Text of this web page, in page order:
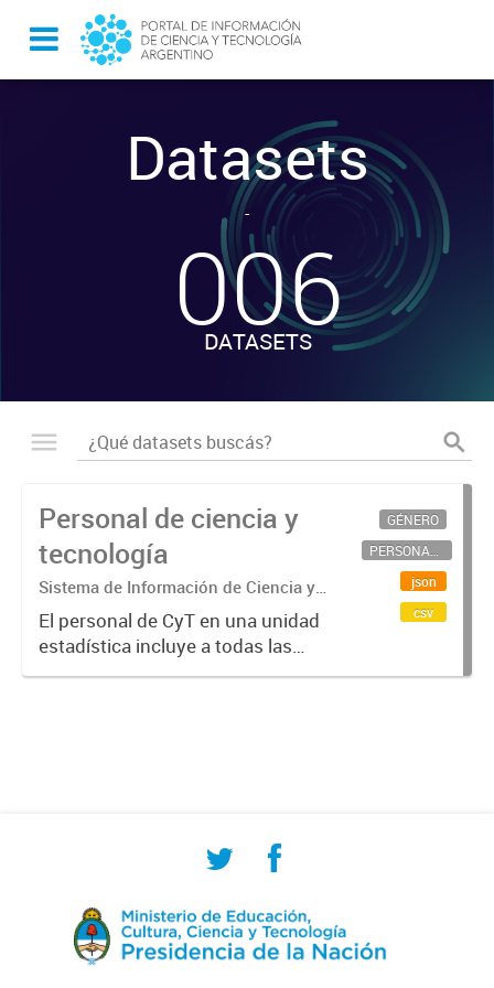
Datasets
-
006
DATASETS
Personal de ciencia y
tecnología
Sistema de Información de Ciencia y
Tecnología Argentino (SICYTAR)
El personal de CyT en una unidad
estadística incluye a todas las
personas involucradas
GÉNERO
PERSONAL CIENTÍFICO-TECNOLÓGICO
json
csv